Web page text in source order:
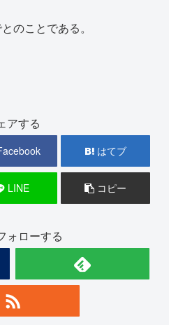
のことである。
アする
はてブ
LINE コピー
ォローする